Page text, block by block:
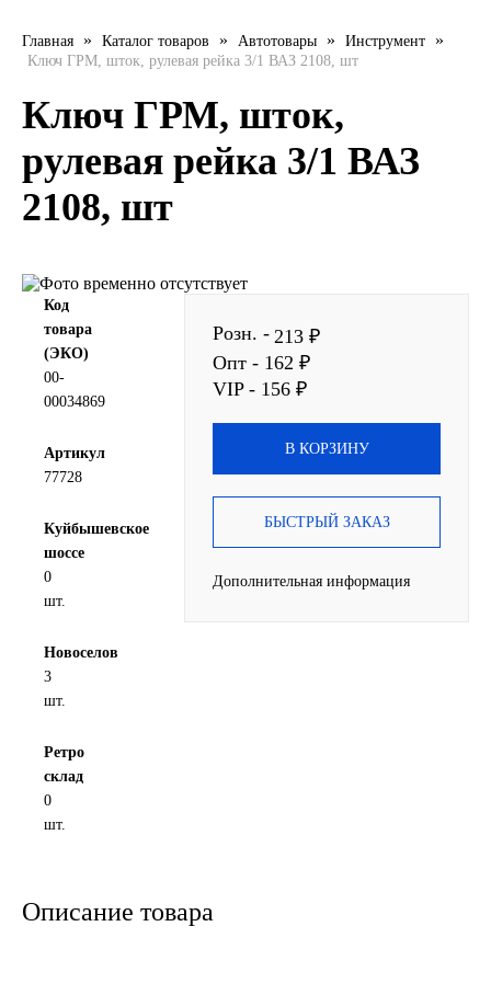
MOBIL
OIL RIGHT
Petro Canada
SHELL
SINTEC
TOTACHI
UNIX
ZIC
ГАЗПРОМ
Главная » Каталог товаров » Автотовары » Инструмент »
Ключ ГРМ, шток, рулевая рейка 3/1 ВАЗ 2108, шт
Ключ ГРМ, шток,
рулевая рейка 3/1 ВАЗ
2108, шт
Код
товара
(ЭКО)
00-
00034869
Артикул
77728
Куйбышевское
шоссе
0
шт.
Новоселов
3
шт.
Ретро
склад
0
шт.
Розн. - 213 ₽
Опт - 162 ₽
VIP - 156 ₽
В КОРЗИНУ
БЫСТРЫЙ ЗАКАЗ
Дополнительная информация
Описание товара